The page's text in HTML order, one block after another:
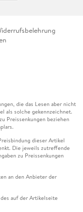
die das Lesen aber nicht
als solche gekennzeichnet.
Preissenkungen beziehen
dieser Artikel
Die jeweils zutreffende
zu Preissenkungen
an den Anbieter der
auf der Artikelseite